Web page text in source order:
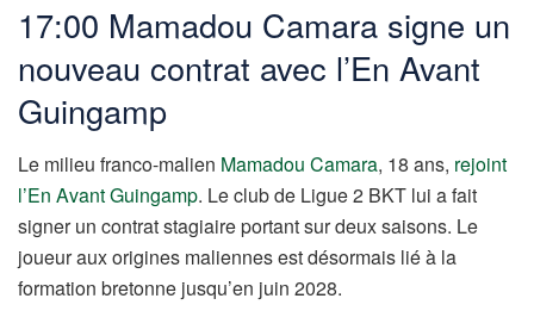
17:00 Mamadou Camara signe un
nouveau contrat avec l’En Avant
Guingamp
Le milieu franco-malien Mamadou Camara, 18 ans, rejoint
l’En Avant Guingamp. Le club de Ligue 2 BKT lui a fait
signer un contrat stagiaire portant sur deux saisons. Le
joueur aux origines maliennes est désormais lié à la
formation bretonne jusqu’en juin 2028.